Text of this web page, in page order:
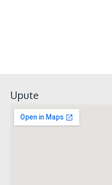
Upute